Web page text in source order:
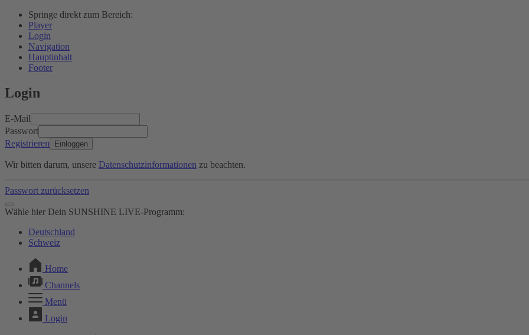
Springe direkt zum Bereich:
Player
Login
Navigation
Hauptinhalt
Footer
Login
E-Mail
Passwort
Registrieren
Einloggen
Wir bitten darum, unsere Datenschutzinformationen zu beachten.
Passwort zurücksetzen
Wähle hier Dein SUNSHINE LIVE-Programm:
Deutschland
Schweiz
Home
Channels
Menü
Login